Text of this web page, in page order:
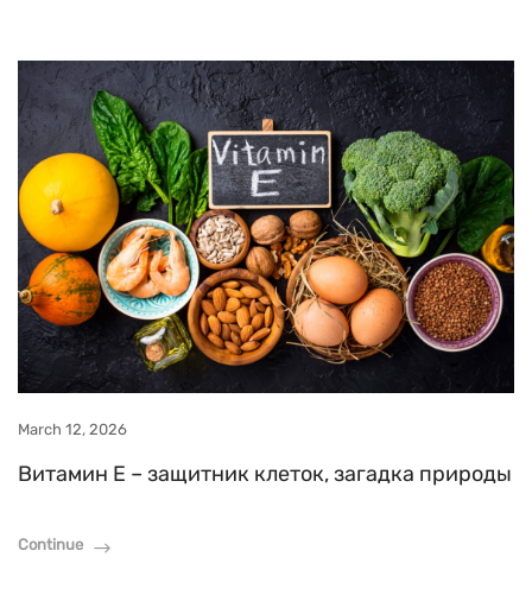
March 12, 2026
Витамин Е – защитник клеток, загадка природы
Continue